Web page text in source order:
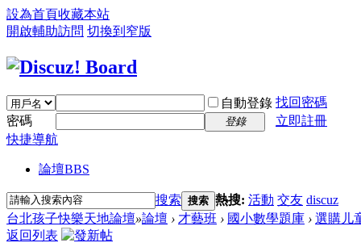
設為首頁收藏本站
開啟輔助訪問 切換到窄版
自動登錄 找回密碼
密碼
登錄
立即註冊
快捷導航
論壇BBS
搜索 搜索 熱搜: 活動 交友 discuz
台北孩子快樂天地論壇»論壇 › 才藝班 › 國小數學題庫 › 選購儿
返回列表